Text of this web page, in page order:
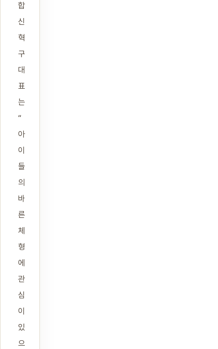
합
신
혁
구
대
표
는
“
아
이
들
의
바
른
체
형
에
관
심
이
있
으